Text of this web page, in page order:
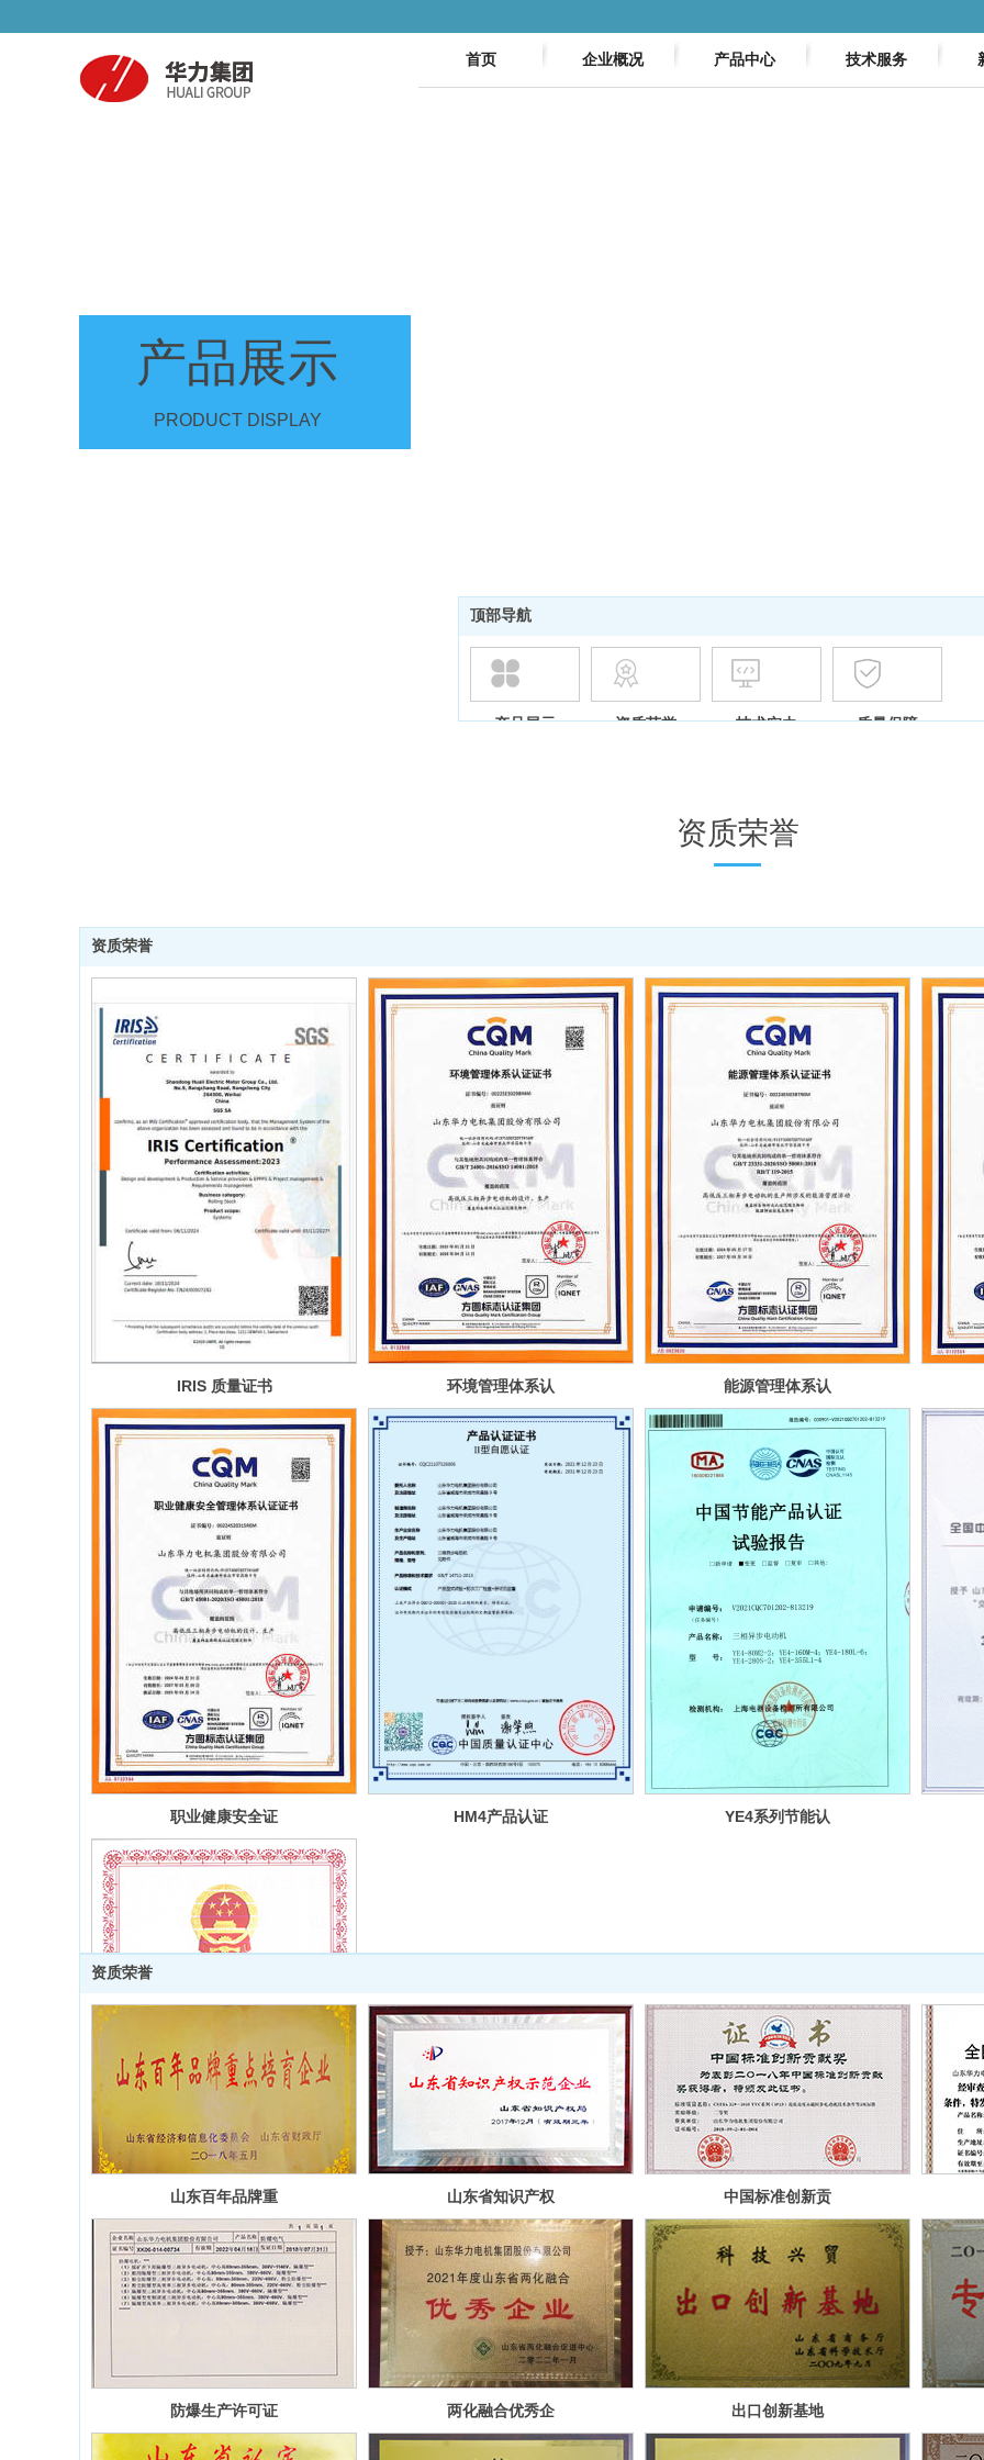
首页 企业概况 产品中心 技术服务
产品展示
PRODUCT DISPLAY
顶部导航
产品展示 资质荣誉 技术实力 质量保障
资质荣誉
IRIS 质量证书
环境管理体系认
证
能源管理体系认
证
职业健康安全证
书
HM4产品认证
YE4系列节能认
YE3节能奖证书
资质荣誉
山东百年品牌重
点培育企业
山东省知识产权
示范企业
中国标准创新贡
献奖
防爆生产许可证
明细
两化融合优秀企
业
出口创新基地
资质荣誉